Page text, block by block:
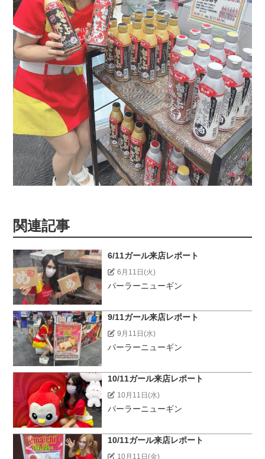
関連記事
6/11ガール来店レポート
6月11日(火)
パーラーニューギン
9/11ガール来店レポート
9月11日(水)
パーラーニューギン
10/11ガール来店レポート
10月11日(水)
パーラーニューギン
10/11ガール来店レポート
10月11日(金)